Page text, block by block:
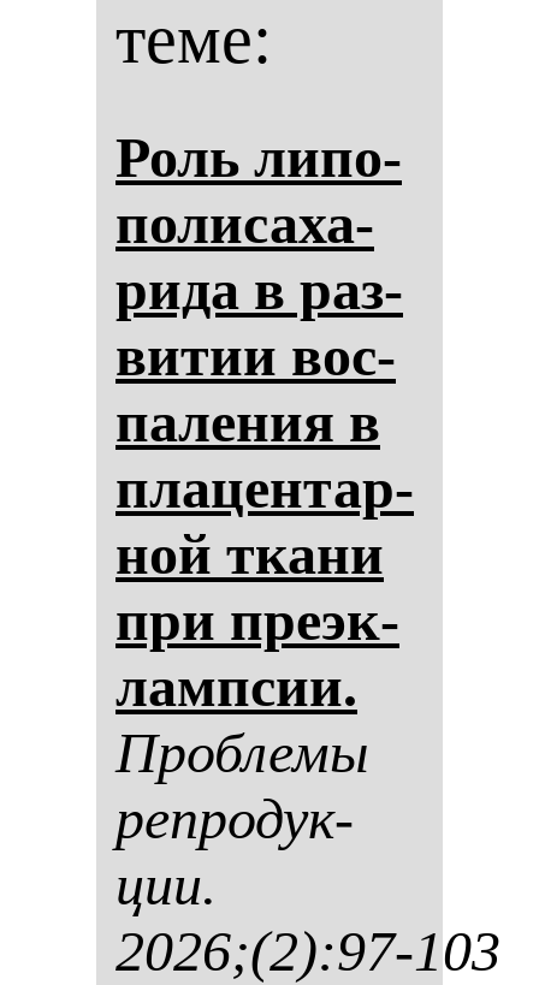
теме:
Роль ли­по­
по­ли­са­ха­
ри­да в раз­
ви­тии вос­
па­ле­ния в
пла­цен­тар­
ной тка­ни
при пре­эк­
лам­псии.
Проб­ле­мы
реп­ро­дук­
ции.
2026;(2):97-103